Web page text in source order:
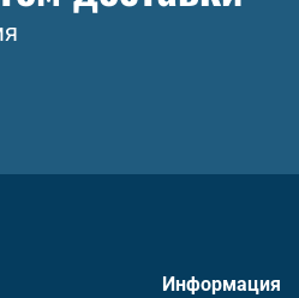
Информация